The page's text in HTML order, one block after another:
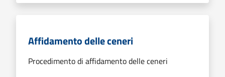
Affidamento delle ceneri
Procedimento di affidamento delle ceneri